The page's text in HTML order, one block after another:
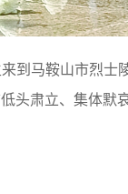
马鞍山市烈士
头肃立、集体默